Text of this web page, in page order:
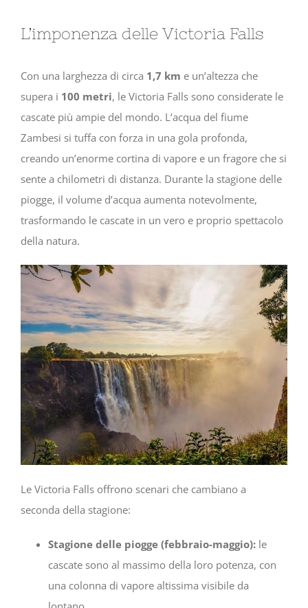
L’imponenza delle Victoria Falls
Con una larghezza di circa 1,7 km e un’altezza che
supera i 100 metri, le Victoria Falls sono considerate le
cascate più ampie del mondo. L’acqua del fiume
Zambesi si tuffa con forza in una gola profonda,
creando un’enorme cortina di vapore e un fragore che si
sente a chilometri di distanza. Durante la stagione delle
piogge, il volume d’acqua aumenta notevolmente,
trasformando le cascate in un vero e proprio spettacolo
della natura.
Le Victoria Falls offrono scenari che cambiano a
seconda della stagione:
Stagione delle piogge (febbraio-maggio): le
cascate sono al massimo della loro potenza, con
una colonna di vapore altissima visibile da